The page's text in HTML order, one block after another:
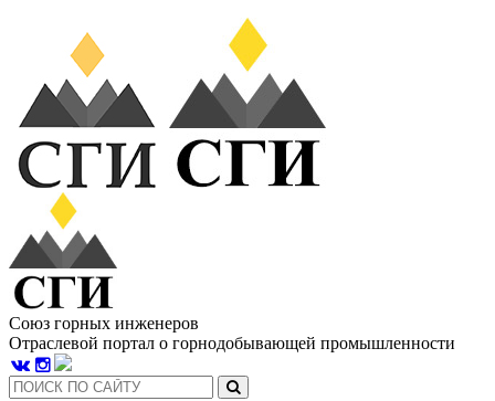
Союз горных инженеров
Отраслевой портал о горнодобывающей промышленности